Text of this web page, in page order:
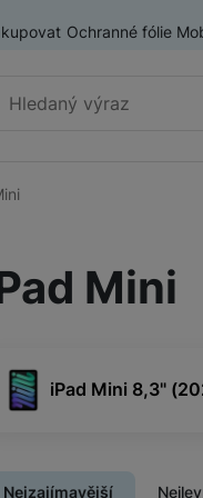
Ochranné fólie
Samsung
Mini
iPad Mini 8,3"
Nejzajímavější